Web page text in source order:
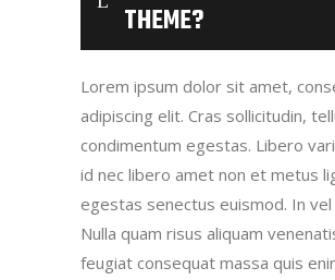
THEME?
Lorem ipsum dolor sit amet,
adipiscing elit. Cras sollicitudin,
condimentum egestas. Libero
id nec libero amet non et metus
egestas senectus euismod. In
Nulla quam risus aliquam
feugiat consequat massa quis